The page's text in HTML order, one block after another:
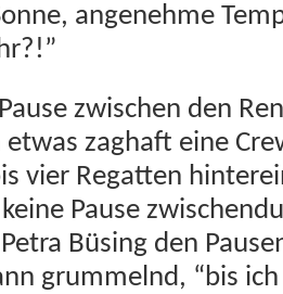
angenehme
zwis­chen den
zaghaft eine
vier Regat­ten
Pause
Büs­ing den
grum­mel­nd, “bis